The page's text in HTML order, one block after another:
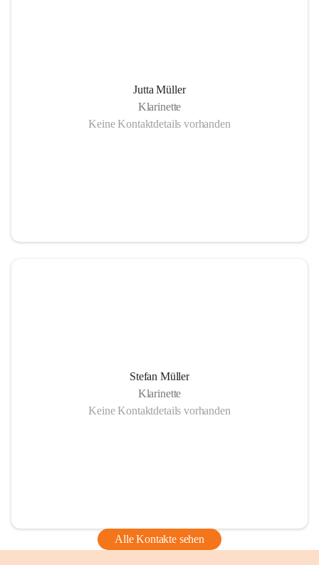
Jutta Müller
Klarinette
Keine Kontaktdetails vorhanden
Stefan Müller
Klarinette
Keine Kontaktdetails vorhanden
Alle Kontakte sehen